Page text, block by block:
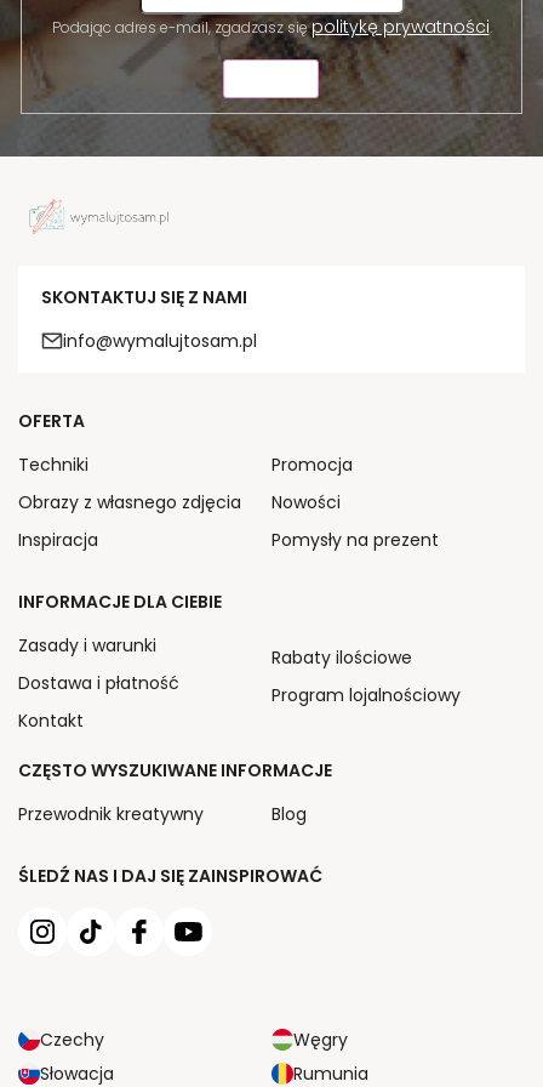
Podając adres e-mail, zgadzasz siępolitykę prywatności.
SKONTAKTUJ SIĘ Z NAMI
info@wymalujtosam.pl
ŚLEDŹ NAS I DAJ SIĘ ZAINSPIROWAĆ
Czechy
Węgry
Słowacja
Rumunia
OFERTA
Techniki
Obrazy z własnego zdjęcia
Inspiracja
Promocja
Nowości
Pomysły na prezent
INFORMACJE DLA CIEBIE
Zasady i warunki
Dostawa i płatność
Kontakt
Rabaty ilościowe
Program lojalnościowy
CZĘSTO WYSZUKIWANE INFORMACJE
Przewodnik kreatywny
Blog